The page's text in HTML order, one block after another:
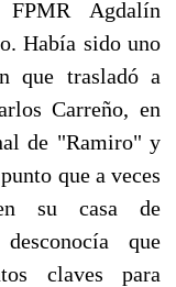
Agdalín
Había sido uno
que trasladó a
Carreño, en
de "Ramiro" y
que a veces
su casa de
que
claves para